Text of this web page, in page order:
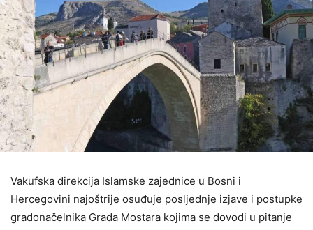
Vakufska direkcija Islamske zajednice u Bosni i
Hercegovini najoštrije osuđuje posljednje izjave i postupke
gradonačelnika Grada Mostara kojima se dovodi u pitanje